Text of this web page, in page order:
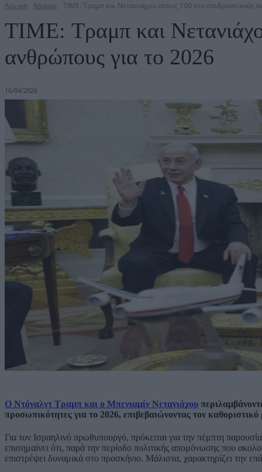
Αρχική Κόσμος TIME: Τραμπ και Νετανιάχου στους 100 πιο επιδραστικούς
TIME: Τραμπ και
ανθρώπους για το 2026
16/04/2026
Ο Ντόναλντ Τραμπ και ο Μπενιαμίν Νετανιάχου
προσωπικότητες για το 2026, επιβεβαιώνοντας τον καθοριστικό
Για τον Ισραηλινό πρωθυπουργό, πρόκειται για την πέμπτη
επισημαίνει ότι, παρά την περίοδο πολιτικής απομόνωσης που
επιστρέψει δυναμικά στο προσκήνιο. Μάλιστα, χαρακτηρίζει την